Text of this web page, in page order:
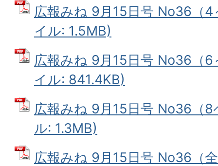
広報みね 9月15日号 No36（
イル: 1.5MB)
広報みね 9月15日号 No36（
イル: 841.4KB)
広報みね 9月15日号 No36（
ル: 1.3MB)
広報みね 9月15日号 No36（